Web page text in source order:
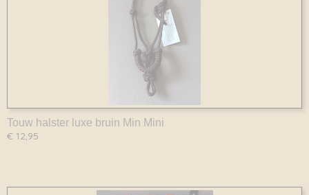
Touw halster luxe bruin Min Mini
€ 12,95